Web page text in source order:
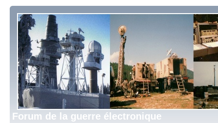
Forum de la guerre électronique